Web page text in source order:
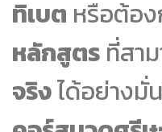
ทิเบต หรือต้อ
หลักสูตร ที่สา
จริงได้อย่างมั่